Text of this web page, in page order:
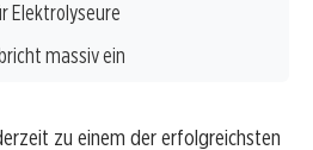
Elektrolyseure
massiv ein
zu einem der erfolgreichsten